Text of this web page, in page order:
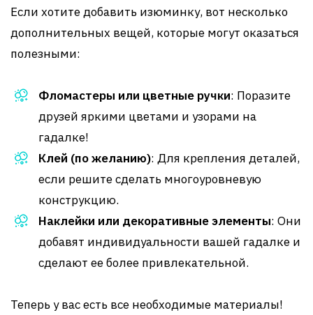
Если хотите добавить изюминку, вот несколько
дополнительных вещей, которые могут оказаться
полезными:
Фломастеры или цветные ручки: Поразите
друзей яркими цветами и узорами на
гадалке!
Клей (по желанию): Для крепления деталей,
если решите сделать многоуровневую
конструкцию.
Наклейки или декоративные элементы: Они
добавят индивидуальности вашей гадалке и
сделают ее более привлекательной.
Теперь у вас есть все необходимые материалы!